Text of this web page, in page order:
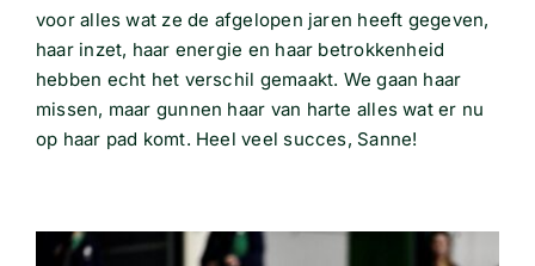
voor alles wat ze de afgelopen jaren heeft gegeven,
haar inzet, haar energie en haar betrokkenheid
hebben echt het verschil gemaakt. We gaan haar
missen, maar gunnen haar van harte alles wat er nu
op haar pad komt. Heel veel succes, Sanne!